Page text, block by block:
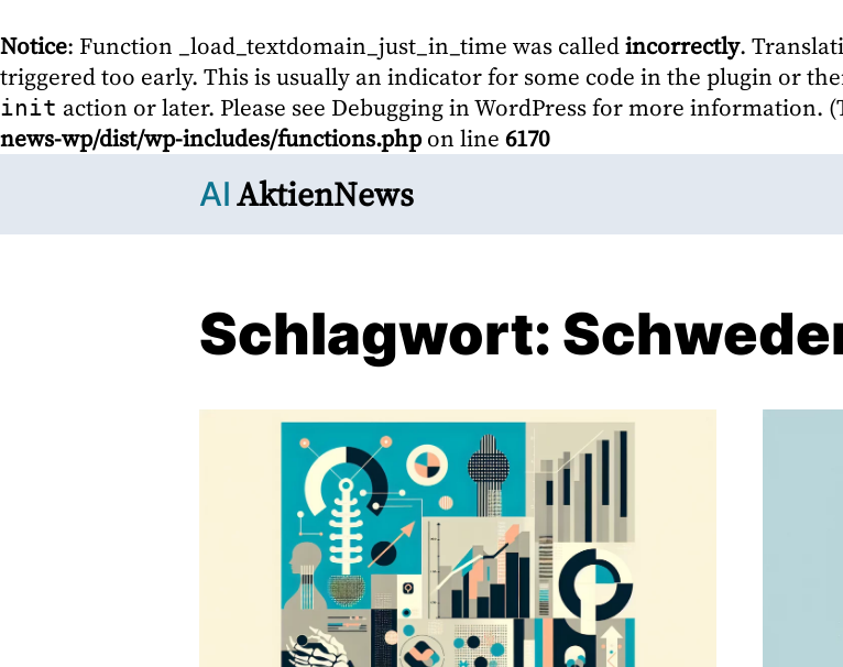
Notice: Function _load_textdomain_just_in_time was calledincorrectly.
triggered too early. This is usually an indicator for some code in the plugin or
init action or later. Please see Debugging in WordPressfor more information.
news-wp/dist/wp-includes/functions.phpon line 6170
AI AktienNews
Schlagwort: